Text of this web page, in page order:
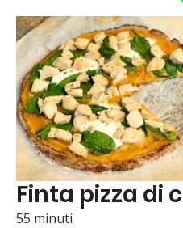
Finta pizza di
55 minuti